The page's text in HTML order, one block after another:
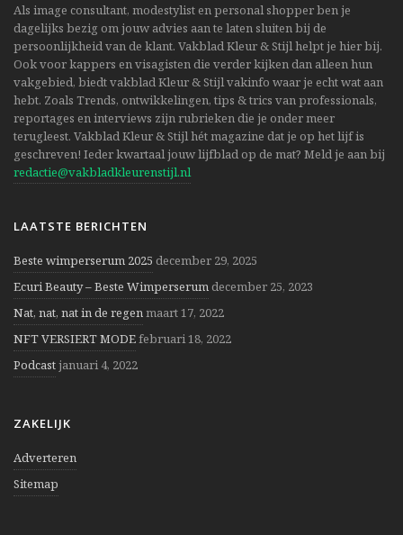
Als image consultant, modestylist en personal shopper ben je
dagelijks bezig om jouw advies aan te laten sluiten bij de
persoonlijkheid van de klant. Vakblad Kleur & Stijl helpt je hier bij.
Ook voor kappers en visagisten die verder kijken dan alleen hun
vakgebied, biedt vakblad Kleur & Stijl vakinfo waar je echt wat aan
hebt. Zoals Trends, ontwikkelingen, tips & trics van professionals,
reportages en interviews zijn rubrieken die je onder meer
terugleest. Vakblad Kleur & Stijl hét magazine dat je op het lijf is
geschreven! Ieder kwartaal jouw lijfblad op de mat? Meld je aan bij
redactie@vakbladkleurenstijl.nl
LAATSTE BERICHTEN
Beste wimperserum 2025 december 29, 2025
Ecuri Beauty – Beste Wimperserum december 25, 2023
Nat, nat, nat in de regenmaart 17, 2022
NFT VERSIERT MODEfebruari 18, 2022
Podcastjanuari 4, 2022
ZAKELIJK
Adverteren
Sitemap